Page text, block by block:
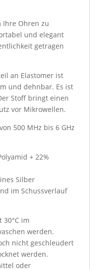
Ihre Ohren zu
und elegant
getragen
an Elastomer ist
und dehnbar. Es ist
Stoff bringt einen
vor Mikrowellen.
500 MHz bis 6 GHz
+ 22%
Silber
im Schussverlauf
im
werden.
nicht geschleudert
werden.
oder